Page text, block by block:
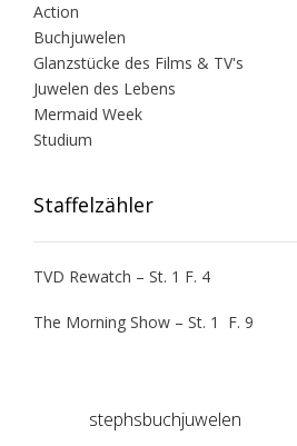
Action
Buchjuwelen
Glanzstücke des Films & TV's
Juwelen des Lebens
Mermaid Week
Studium
Staffelzähler
TVD Rewatch – St. 1 F. 4
The Morning Show – St. 1 F. 9
stephsbuchjuwelen